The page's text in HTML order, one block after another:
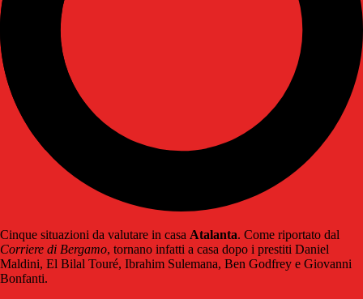
Cinque situazioni da valutare in casa Atalanta. Come riportato dal
Corriere di Bergamo, tornano infatti a casa dopo i prestiti Daniel
Maldini, El Bilal Touré, Ibrahim Sulemana, Ben Godfrey e Giovanni
Bonfanti.